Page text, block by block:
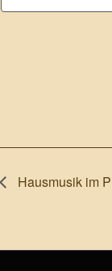
Hausmusik im